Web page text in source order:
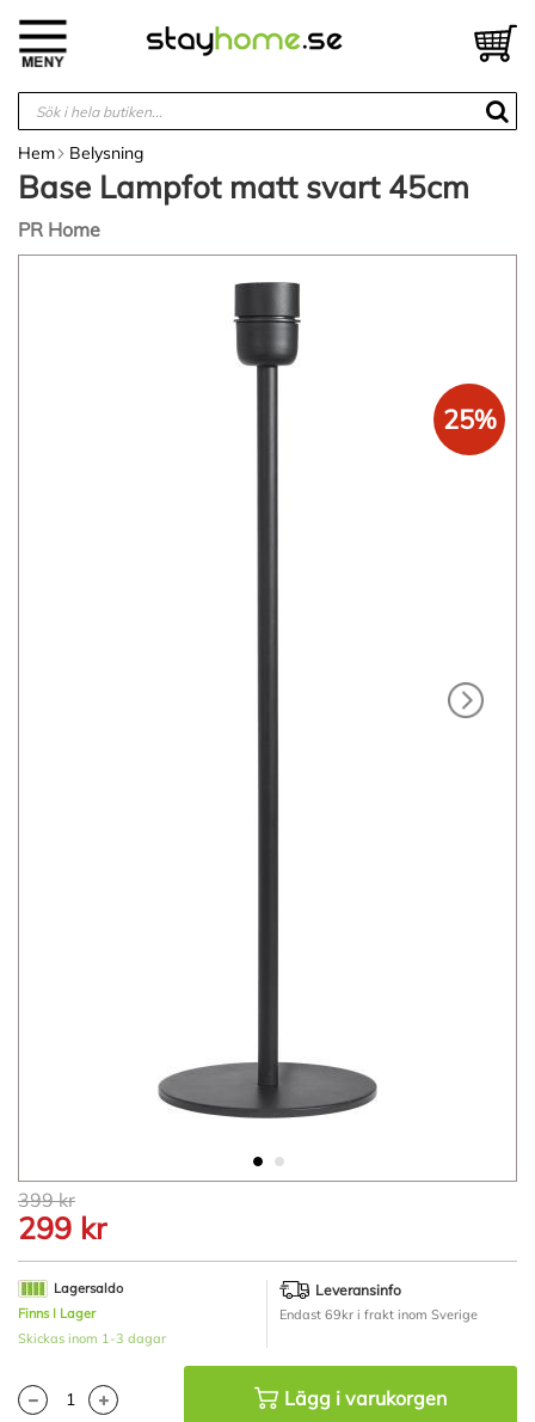
innehållet
Hem Belysning
Base Lampfot matt svart 45cm
PR Home
Hoppa
till
början
av
bildgalleriet
25%
399 kr
299 kr
Lagersaldo
Finns I Lager
Skickas inom 1-3 dagar
Leveransinfo
Endast 69kr i frakt inom Sverige
Lägg i varukorgen